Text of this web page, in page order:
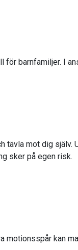
för barnfamiljer. I
tävla mot dig själv.
sker på egen risk.
motionsspår kan